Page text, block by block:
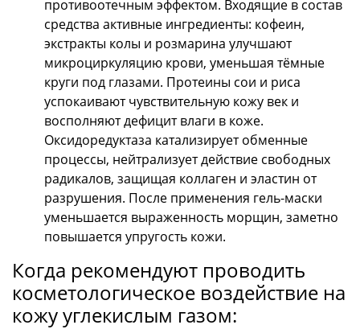
противоотечным эффектом. Входящие в состав
средства активные ингредиенты: кофеин,
экстракты колы и розмарина улучшают
микроциркуляцию крови, уменьшая тёмные
круги под глазами. Протеины сои и риса
успокаивают чувствительную кожу век и
восполняют дефицит влаги в коже.
Оксидоредуктаза катализирует обменные
процессы, нейтрализует действие свободных
радикалов, защищая коллаген и эластин от
разрушения. После применения гель-маски
уменьшается выраженность морщин, заметно
повышается упругость кожи.
Когда рекомендуют проводить
косметологическое воздействие на
кожу углекислым газом: